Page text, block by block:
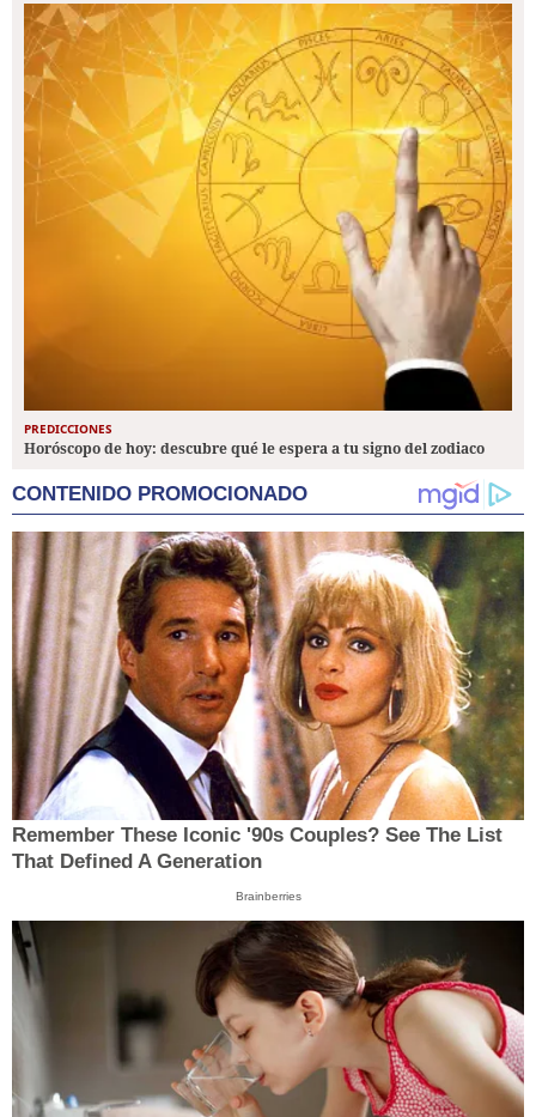
PREDICCIONES
Horóscopo de hoy: descubre qué le espera a tu signo del zodiaco
CONTENIDO PROMOCIONADO
Remember These Iconic '90s Couples? See The List
That Defined A Generation
Brainberries